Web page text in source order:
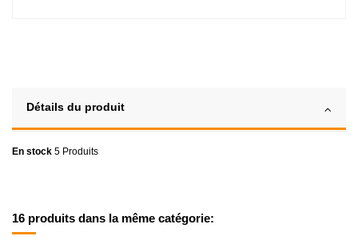
Détails du produit
En stock 5 Produits
16 produits dans la même catégorie: